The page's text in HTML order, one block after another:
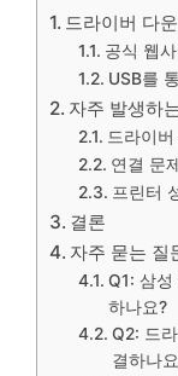
드라이버 다
공식 웹
USB를
자주 발생하
드라이
연결 문
프린터
결론
자주 묻는 질
Q1: 삼
하나요?
Q2: 드
결하나